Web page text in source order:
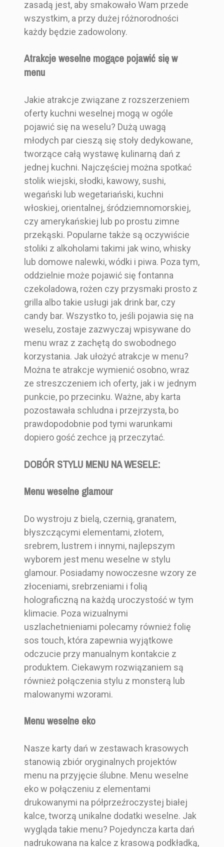
zasadą jest, aby smakowało Wam przede
wszystkim, a przy dużej różnorodności
każdy będzie zadowolony.
Atrakcje weselne mogące pojawić się w
menu
Jakie atrakcje związane z rozszerzeniem
oferty kuchni weselnej mogą w ogóle
pojawić się na weselu? Dużą uwagą
młodych par cieszą się stoły dedykowane,
tworzące całą wystawę kulinarną dań z
jednej kuchni. Najczęściej można spotkać
stolik wiejski, słodki, kawowy, sushi,
wegański lub wegetariański, kuchni
włoskiej, orientalnej, śródziemnomorskiej,
czy amerykańskiej lub po prostu zimne
przekąski. Popularne także są oczywiście
stoliki z alkoholami takimi jak wino, whisky
lub domowe nalewki, wódki i piwa. Poza tym,
oddzielnie może pojawić się fontanna
czekoladowa, rożen czy przysmaki prosto z
grilla albo takie usługi jak drink bar, czy
candy bar. Wszystko to, jeśli pojawia się na
weselu, zostaje zazwyczaj wpisywane do
menu wraz z zachętą do swobodnego
korzystania. Jak ułożyć atrakcje w menu?
Można te atrakcje wymienić osobno, wraz
ze streszczeniem ich oferty, jak i w jednym
punkcie, po przecinku. Ważne, aby karta
pozostawała schludna i przejrzysta, bo
prawdopodobnie pod tymi warunkami
dopiero gość zechce ją przeczytać.
DOBÓR STYLU MENU NA WESELE:
Menu weselne glamour
Do wystroju z bielą, czernią, granatem,
błyszczącymi elementami, złotem,
srebrem, lustrem i innymi, najlepszym
wyborem jest menu weselne w stylu
glamour. Posiadamy nowoczesne wzory ze
złoceniami, srebrzeniami i folią
holograficzną na każdą uroczystość w tym
klimacie. Poza wizualnymi
uszlachetnieniami polecamy również folię
sos touch, która zapewnia wyjątkowe
odczucie przy manualnym kontakcie z
produktem. Ciekawym rozwiązaniem są
również połączenia stylu z monsterą lub
malowanymi wzorami.
Menu weselne eko
Nasze karty dań w zestawach krasowych
stanowią zbiór oryginalnych projektów
menu na przyjęcie ślubne. Menu weselne
eko w połączeniu z elementami
drukowanymi na półprzeźroczystej białej
kalce, tworzą unikalne dodatki weselne. Jak
wygląda takie menu? Pojedyncza karta dań
nadrukowana na kalce z krasową podkładką,